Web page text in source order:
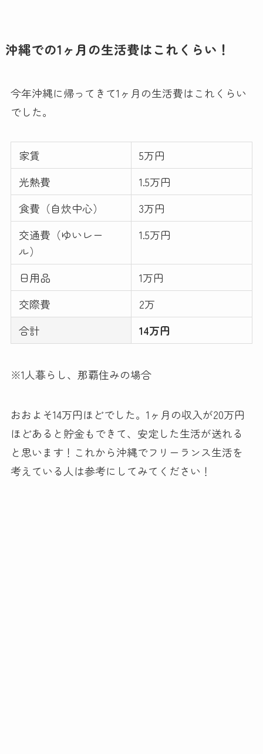
沖縄での1ヶ月の生活費はこれくらい！
今年沖縄に帰ってきて1ヶ月の生活費はこれくらい
でした。
家賃
5万円
光熱費
1.5万円
食費（自炊中心）
3万円
交通費（ゆいレー
ル）
1.5万円
日用品
1万円
交際費
2万
合計
14万円
※1人暮らし、那覇住みの場合
おおよそ14万円ほどでした。1ヶ月の収入が20万円
ほどあると貯金もできて、安定した生活が送れる
と思います！これから沖縄でフリーランス生活を
考えている人は参考にしてみてください！